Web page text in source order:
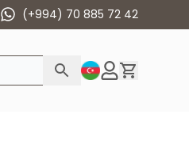
(+994) 70 885 72 42